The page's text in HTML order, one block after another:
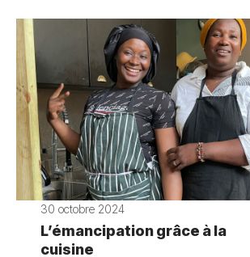
30 octobre 2024
L’émancipation grâce à la
cuisine